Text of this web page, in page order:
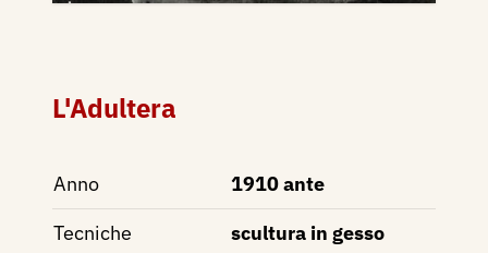
L'Adultera
Anno
1910 ante
Tecniche
scultura in gesso